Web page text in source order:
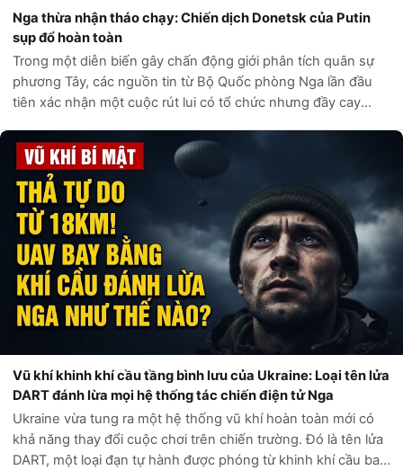
Nga thừa nhận tháo chạy: Chiến dịch Donetsk của Putin
sụp đổ hoàn toàn
Trong một diễn biến gây chấn động giới phân tích quân sự
phương Tây, các nguồn tin từ Bộ Quốc phòng Nga lần đầu
tiên xác nhận một cuộc rút lui có tổ chức nhưng đầy cay
bị rò rỉ từ nội bộ Điện...
Vũ khí khinh khí cầu tầng bình lưu của Ukraine: Loại tên lửa
DART đánh lừa mọi hệ thống tác chiến điện tử Nga
Ukraine vừa tung ra một hệ thống vũ khí hoàn toàn mới có
khả năng thay đổi cuộc chơi trên chiến trường. Đó là tên lửa
DART, một loại đạn tự hành được phóng từ khinh khí cầu bay